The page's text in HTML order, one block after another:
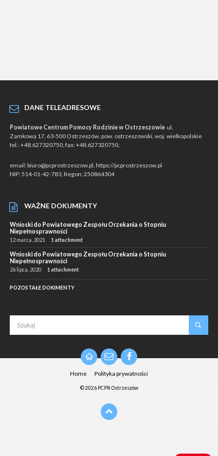
DANE TELEADRESOWE
Powiatowe Centrum Pomocy Rodzinie w Ostrzeszowie ul.
Zamkowa 17, 63-500 Ostrzeszów, pow. ostrzeszowski, woj. wielkopolskie
tel.: +48.627320750, fax: +48.627320750,
email: biuro@pcprostrzeszow.pl, https://pcprostrzeszow.pl
NIP: 514-01-42-783, Regon: 250864304
WAŻNE DOKUMENTY
Wnioski do Powiatowego Zespołu Orzekania o Stopniu
Niepełnosprawności
12 marca, 2021 1 attachment
Wnioski do Powiatowego Zespołu Orzekania o Stopniu
Niepełnosprawności
26 lipca, 2020 1 attachment
POZOSTAŁE DOKIMENTY
EmailFacebook
Home Polityka prywatności
© 2026 PCPR Ostrzeszów